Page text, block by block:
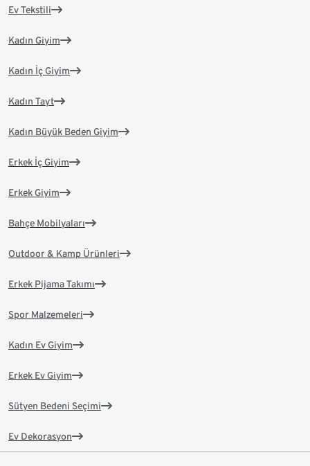
Ev Tekstili
Kadın Giyim
Kadın İç Giyim
Kadın Tayt
Kadın Büyük Beden Giyim
Erkek İç Giyim
Erkek Giyim
Bahçe Mobilyaları
Outdoor & Kamp Ürünleri
Erkek Pijama Takımı
Spor Malzemeleri
Kadın Ev Giyim
Erkek Ev Giyim
Sütyen Bedeni Seçimi
Ev Dekorasyon